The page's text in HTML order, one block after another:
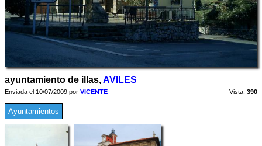
ayuntamiento de illas,AVILES
Enviada el 10/07/2009 por VICENTE Vista: 390
Ayuntamientos